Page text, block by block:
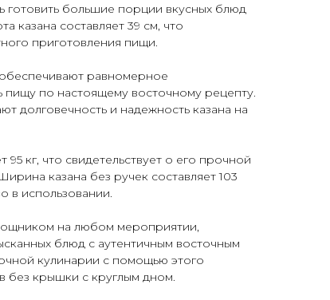
готовить большие порции вкусных блюд
казана составляет 39 см, что
приготовления пищи.
равномерное
пищу по настоящему восточному рецепту.
долговечность и надежность казана на
95 кг, что свидетельствует о его прочной
казана без ручек составляет 103
в использовании.
на любом мероприятии,
блюд с аутентичным восточным
кулинарии с помощью этого
без крышки с круглым дном.